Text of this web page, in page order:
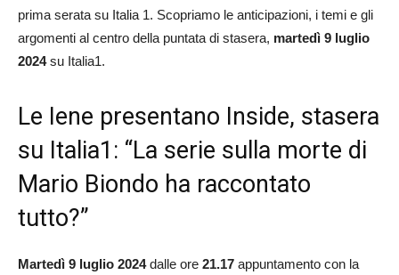
prima serata su Italia 1. Scopriamo le anticipazioni, i temi e gli
argomenti al centro della puntata di stasera, martedì 9 luglio
2024su Italia1.
Le Iene presentano Inside, stasera
su Italia1: “La serie sulla morte di
Mario Biondo ha raccontato
tutto?”
Martedì 9 luglio 2024dalle ore 21.17 appuntamento con la